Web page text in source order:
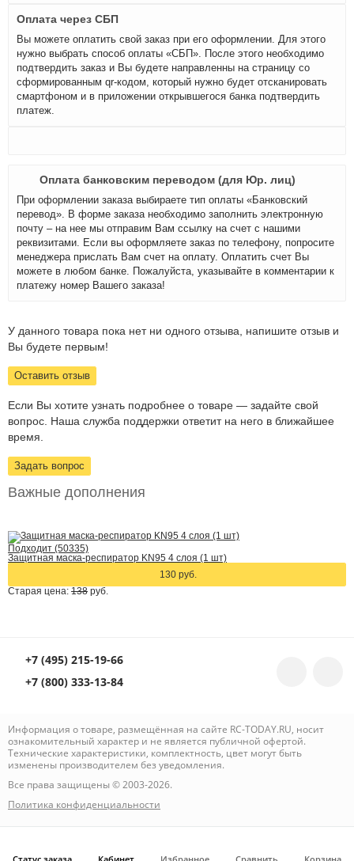
Оплата через СБП
Вы можете оплатить свой заказ при его оформлении. Для этого
нужно выбрать способ оплаты «СБП». После этого необходимо
подтвердить заказ и Вы будете направленны на страницу со
сформированным qr-кодом, который нужно будет отсканировать
смартфоном и в приложении открывшегося банка подтвердить
платеж.
Оплата банковским переводом (для Юр. лиц)
При оформлении заказа выбираете тип оплаты «Банковский
перевод». В форме заказа необходимо заполнить электронную
почту – на нее мы отправим Вам ссылку на счет с нашими
реквизитами. Если вы оформляете заказ по телефону, попросите
менеджера прислать Вам счет на оплату. Оплатить счет Вы
можете в любом банке. Пожалуйста, указывайте в комментарии к
платежу номер Вашего заказа!
У данного товара пока нет ни одного отзыва, напишите отзыв и
Вы будете первым!
Оставить отзыв
Если Вы хотите узнать подробнее о товаре — задайте свой
вопрос. Наша служба поддержки ответит на него в ближайшее
время.
Задать вопрос
Важные дополнения
Подходит (50335)
Защитная маска-респиратор KN95 4 слоя (1 шт)
130 руб.
Старая цена: 138 руб.
+7 (495) 215-19-66
+7 (800) 333-13-84
Информация о товаре, размещённая на сайте RC-TODAY.RU, носит
ознакомительный характер и не является публичной офертой.
Технические характеристики, комплектность, цвет могут быть
изменены производителем без уведомления.
Все права защищены © 2003-2026.
Политика конфиденциальности